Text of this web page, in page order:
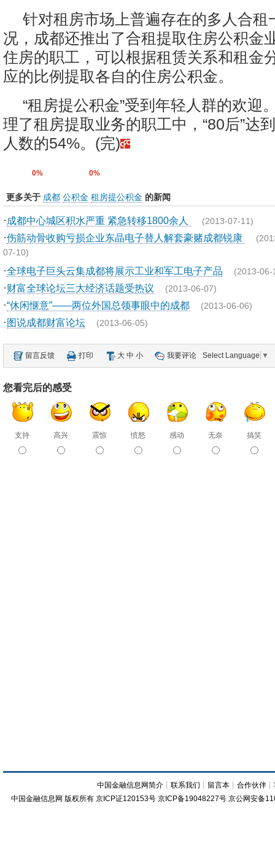
针对租房市场上普遍存在的多人合租
况，成都还推出了合租提取住房公积金
住房的职工，可以根据租赁关系和租金
应的比例提取各自的住房公积金。
“租房提公积金”受到年轻人群的欢迎
理了租房提取业务的职工中，“80后”达
人数的54%。(完)
0% 0%
更多关于 成都 公积金 租房提公积金 的新闻
· 成都中心城区积水严重 紧急转移1800余人 (2013-07-11)
·伤筋动骨收购亏损企业东晶电子替人解套豪赌成都锐康
07-10)
·全球电子巨头云集成都将展示工业和军工电子产品 (2013-06-
·财富全球论坛三大经济话题受热议 (2013-06-07)
·“休闲惬意”——两位外国总领事眼中的成都 (2013-06-06)
·图说成都财富论坛 (2013-06-05)
留言反馈 打印 大 中 小 我要评论 Select Language ▼
您看完后的感受
支持 高兴 震惊 愤怒 感动 无奈 搞笑
中国金融信息网简介 ┊联系我们 ┊ 留言本 ┊合作伙伴 ┊
中国金融信息网 版权所有 京ICP证120153号 京ICP备19048227号 京公网安备